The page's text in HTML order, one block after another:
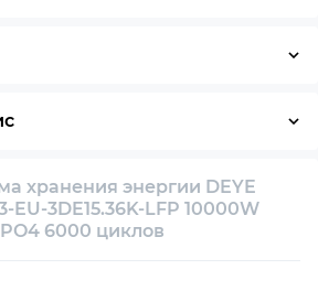
центр
Консультация
хранения энергии DEYE
EU-3DE15.36K-LFP 10000W
6000 циклов